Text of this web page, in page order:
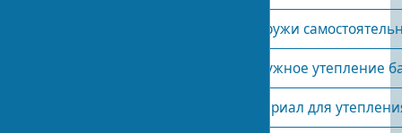
Можно ли утеплить балкон снаружи
Что лучше внутреннее или наружное утепление
Как выбрать оптимальный материал для